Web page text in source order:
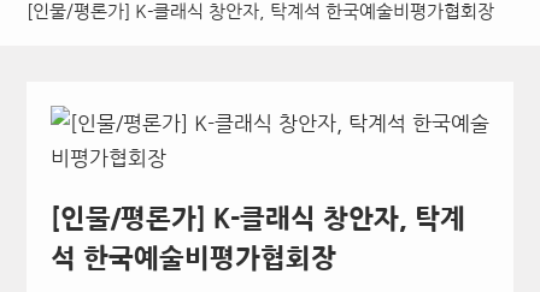
[인물/평론가] K-클래식 창안자, 탁계석 한국예술비평가협회장
[인물/평론가] K-클래식 창안자, 탁계
석 한국예술비평가협회장